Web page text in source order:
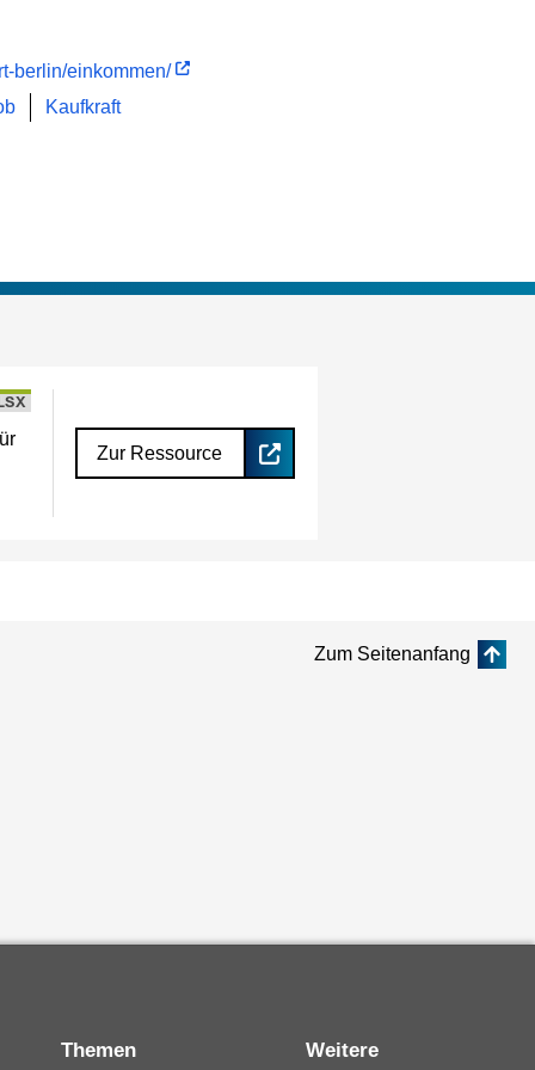
berlin/einkommen/
Kaufkraft
Zur Ressource
Zum Seitenanfang
Themen
Weitere